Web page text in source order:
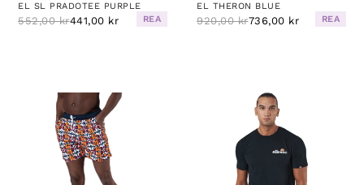
EL SL PRADOTEE PURPLE
552,00 kr441,00 kr REA
EL THERON BLUE
920,00 kr736,00 kr REA